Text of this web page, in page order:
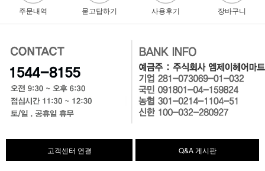
주문내역 묻고답하기 사용후기 장바구니
고객센터 연결 Q&A 게시판